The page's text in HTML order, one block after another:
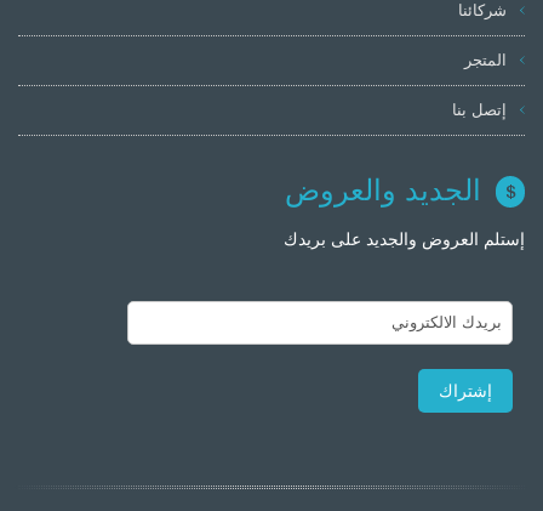
شركائنا
المتجر
إتصل بنا
الجديد والعروض
إستلم العروض والجديد على بريدك